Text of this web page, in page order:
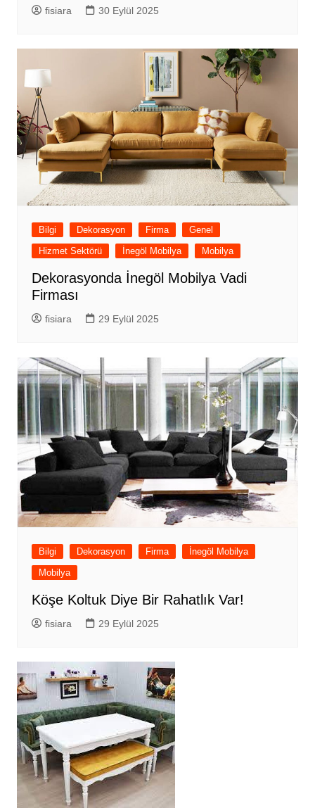
fisiara 30 Eylül 2025
Bilgi Dekorasyon Firma
Genel
Hizmet Sektörü
İnegöl Mobilya Mobilya
Dekorasyonda İnegöl Mobilya Vadi
Firması
fisiara 29 Eylül 2025
Bilgi Dekorasyon Firma
İnegöl Mobilya
Mobilya
Köşe Koltuk Diye Bir Rahatlık Var!
fisiara 29 Eylül 2025